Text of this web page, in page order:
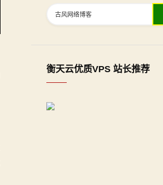
衡天云优质VPS 站长推荐